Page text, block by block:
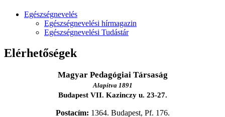
Egészségnevelés
Egészségnevelési hírmagazin
Egészségnevelési Tudástár
Elérhetőségek
Magyar Pedagógiai Társaság
Alapítva 1891
Budapest VII. Kazinczy u. 23-27.
Postacím: 1364. Budapest, Pf. 176.